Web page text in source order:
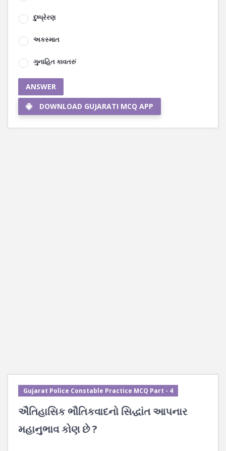
દુષ્પ્રેરણ
અકસ્માત
ગુનાહિત કાવતરું
ANSWER
DOWNLOAD GUJARATI MCQ APP
Gujarat Police Constable Practice MCQ Part - 4
ઐતિહાસિક ભૌતિકવાદનો સિદ્ધાંત આપનાર
મહાનુભાવ કોણ છે ?